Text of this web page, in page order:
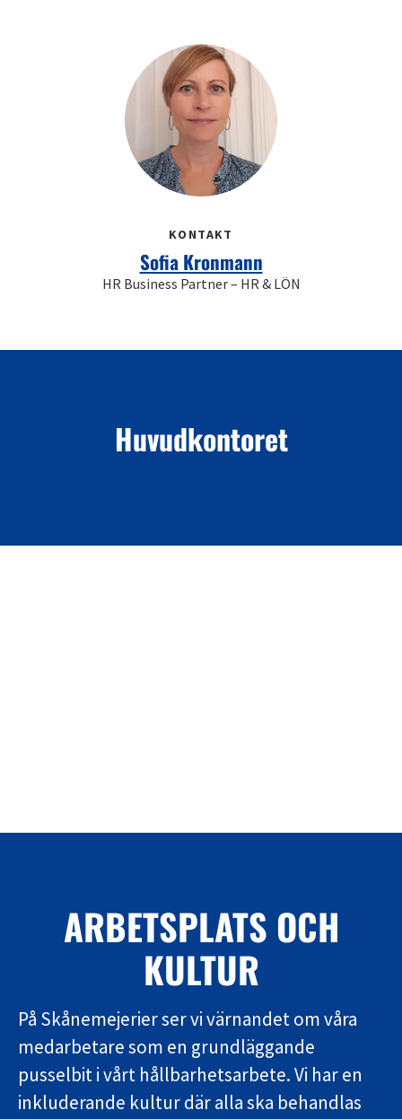
KONTAKT
Sofia Kronmann
HR Business Partner – HR & LÖN
Huvudkontoret
ARBETSPLATS OCH
KULTUR
På Skånemejerier ser vi värnandet om våra
medarbetare som en grundläggande
pusselbit i vårt hållbarhetsarbete. Vi har en
inkluderande kultur där alla ska behandlas